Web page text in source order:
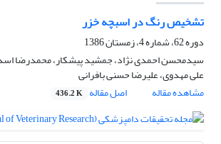
تشخیص رنگ در اسبچه خزر
دوره 62، شماره 4، زمستان 1386
سیدمحسن احمدی نژاد، جمشید پیشکار، محمدرضا
علی مهدوی، علیرضا حسنی بافرانی
مشاهده مقاله
اصل مقاله 436.2 K